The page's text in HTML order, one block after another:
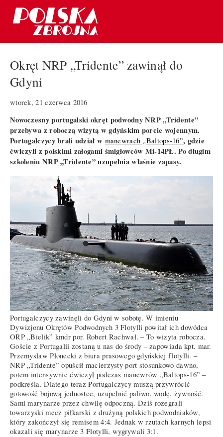
Okręt NRP „Tridente” zawinął do
Gdyni
wtorek, 21 czerwca 2016
Nowoczesny portugalski okręt podwodny NRP „Tridente”
przebywa z roboczą wizytą w gdyńskim porcie wojennym.
Portugalczycy brali udział w manewrach „Baltops-16”, gdzie
ćwiczyli z polskimi załogami śmigłowców Mi-14PŁ. Po długim
szkoleniu NRP „Tridente” uzupełnia właśnie zapasy.
Portugalczycy zawinęli do Gdyni w sobotę. W imieniu
Dywizjonu Okrętów Podwodnych 3 Flotylli powitał ich dowódca
ORP „Bielik” kmdr por. Robert Rachwał. – To wizyta robocza.
Goście z Portugalii zostaną u nas do środy – zapowiada kpt. mar.
Przemysław Płonecki z biura prasowego gdyńskiej flotylli. –
NRP „Tridente” opuścił macierzysty port stosunkowo dawno,
potem intensywnie ćwiczył podczas manewrów „Baltops-16” –
podkreśla. Dlatego teraz Portugalczycy muszą przywrócić
gotowość bojową jednostce, uzupełnić paliwo, wodę, żywność.
Sami marynarze przez chwilę odpoczną. Dziś rozegrali
towarzyski mecz piłkarski z drużyną polskich podwodniaków,
który zakończył się remisem 4:4. Jednak w rzutach karnych lepsi
okazali się marynarze 3 Flotylli, wygrywali 3:1.